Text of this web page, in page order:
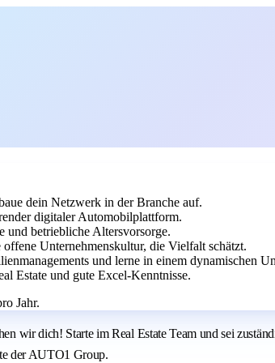
dein Netzwerk in der Branche auf.
digitaler Automobilplattform.
und betriebliche Altersvorsorge.
Unternehmenskultur, die Vielfalt schätzt.
und lerne in einem dynamischen
Estate und gute Excel-Kenntnisse.
Jahr.
wir dich! Starte im Real Estate Team und sei
der AUTO1 Group.